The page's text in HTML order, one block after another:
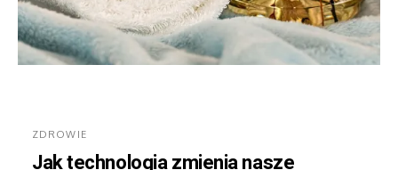
ZDROWIE
Jak technologia zmienia nasze